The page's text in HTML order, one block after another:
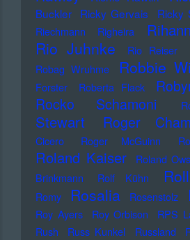
Buckler
Ricky Gervais Ricky
Riechmann Righeira
Rio Juhnke Rio Reiser
Robag Wruhme Robbie
Forster
Roberta Flack
Rocko Schamoni
Stewart
Roger
Cicero
Roger McGuinn
Roland Kaiser Roland
Brinkmann
Rolf Kühn
Romy Rosalia Rosenstolz
Roy Ayers Roy Orbison RPS
Rush
Russ Kunkel Russland